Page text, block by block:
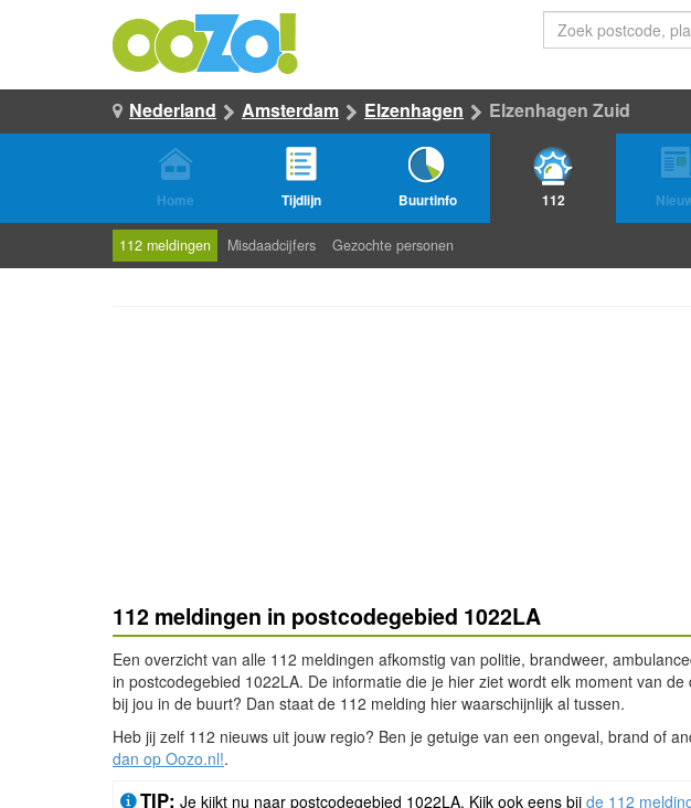
Nederland Amsterdam Elzenhagen Elzenhagen Zuid
Home Tijdlijn Buurtinfo 112
112 meldingen Misdaadcijfers Gezochte personen
112 meldingen in postcodegebied 1022LA
Een overzicht van alle 112 meldingen afkomstig van politie, brandweer,
in postcodegebied 1022LA. De informatie die je hier ziet wordt elk moment van
bij jou in de buurt? Dan staat de 112 melding hier waarschijnlijk al tussen.
Heb jij zelf 112 nieuws uit jouw regio? Ben je getuige van een ongeval, brand of
dan op Oozo.nl!.
TIP: Je kijkt nu naar postcodegebied 1022LA. Kijk ook eens bij de 112